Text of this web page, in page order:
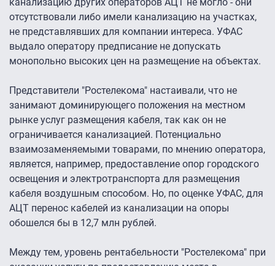
канализацию других операторов АЦТ не могло - они
отсутствовали либо имели канализацию на участках,
не представлявших для компании интереса. УФАС
выдало оператору предписание не допускать
монопольно высоких цен на размещение на объектах.
Представители "Ростелекома" настаивали, что не
занимают доминирующего положения на местном
рынке услуг размещения кабеля, так как он не
ограничивается канализацией. Потенциально
взаимозаменяемыми товарами, по мнению оператора,
является, например, предоставление опор городского
освещения и электротранспорта для размещения
кабеля воздушным способом. Но, по оценке УФАС, для
АЦТ перенос кабелей из канализации на опоры
обошелся бы в 12,7 млн рублей.
Между тем, уровень рентабельности "Ростелекома" при